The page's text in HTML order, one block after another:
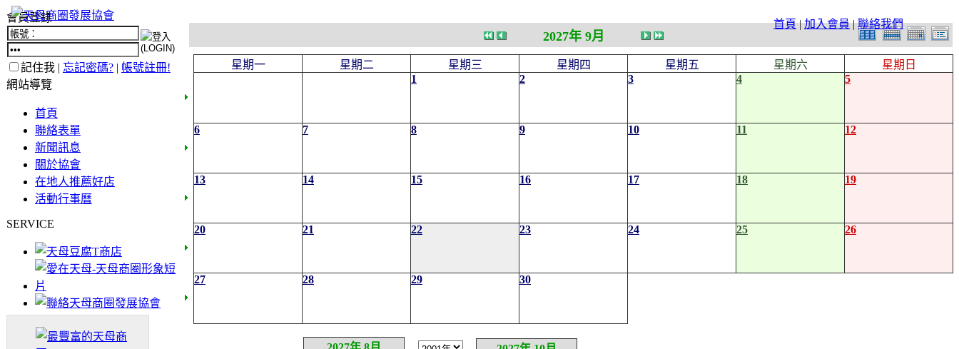
首頁|加入會員|聯絡我們
會員登錄
記住我 | 忘記密碼? | 帳號註冊!
網站導覽
首頁
聯絡表單
新聞訊息
關於協會
在地人推薦好店
活動行事曆
SERVICE
2027年 9月
星期一 星期二 星期三 星期四 星期五 星期六
星期日
1
2 3 4 5
6 7 8 9 10 11 12
13 14 15 16 17 18 19
20 21 22 23 24 25 26
27 28 29 30